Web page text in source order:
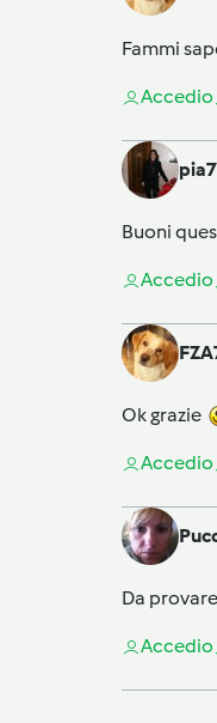
Fammi
Accedio
Buoni
Accedio
Ok grazie
Accedio
Da
Accedio